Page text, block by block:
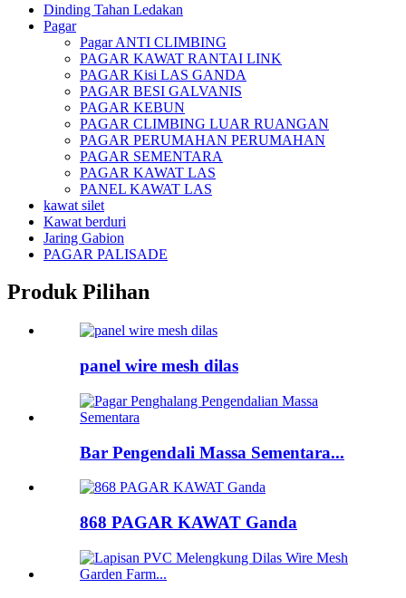
Dinding Tahan Ledakan
Pagar
Pagar ANTI CLIMBING
PAGAR KAWAT RANTAI LINK
PAGAR Kisi LAS GANDA
PAGAR BESI GALVANIS
PAGAR KEBUN
PAGAR CLIMBING LUAR RUANGAN
PAGAR PERUMAHAN PERUMAHAN
PAGAR SEMENTARA
PAGAR KAWAT LAS
PANEL KAWAT LAS
kawat silet
Kawat berduri
Jaring Gabion
PAGAR PALISADE
Produk Pilihan
panel wire mesh dilas
Bar Pengendali Massa Sementara...
868 PAGAR KAWAT Ganda